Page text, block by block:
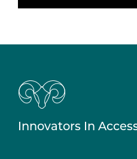
Innovators In